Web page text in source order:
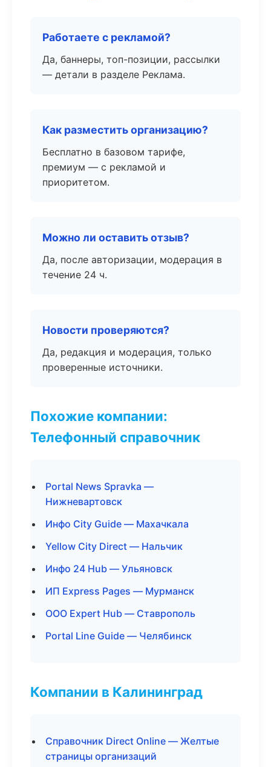
Работаете с рекламой?
Да, баннеры, топ-позиции, рассылки
— детали в разделе Реклама.
Как разместить организацию?
Бесплатно в базовом тарифе,
премиум — с рекламой и
приоритетом.
Можно ли оставить отзыв?
Да, после авторизации, модерация в
течение 24 ч.
Новости проверяются?
Да, редакция и модерация, только
проверенные источники.
Похожие компании:
Телефонный справочник
Portal News Spravka —
Нижневартовск
Инфо City Guide — Махачкала
Yellow City Direct — Нальчик
Инфо 24 Hub — Ульяновск
ИП Express Pages — Мурманск
ООО Expert Hub — Ставрополь
Portal Line Guide — Челябинск
Компании в Калининград
Справочник Direct Online — Желтые
страницы организаций